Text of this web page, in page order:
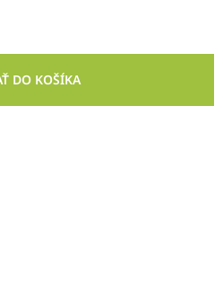
DO KOŠÍKA